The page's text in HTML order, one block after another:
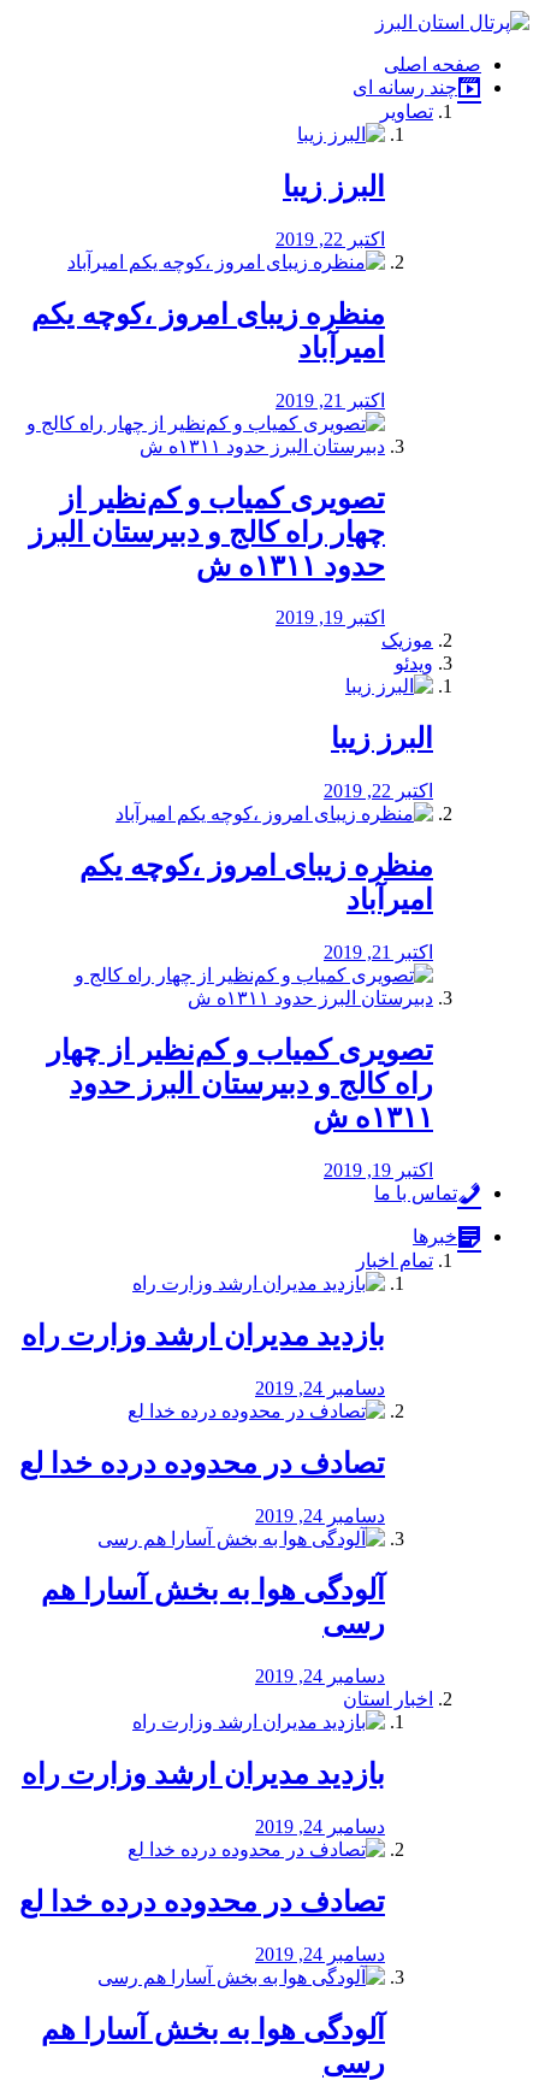
فصد
شرق
تهران
خشکشویی
صفحه اصلی
چند رسانه ای
تصاویر
البرز زیبا
اکتبر 22, 2019
منظره‌‌ زیبای امروز ،کوچه یکم
امیرآباد
اکتبر 21, 2019
️تصویری کمیاب و کم‌نظیر از
چهار راه كالج و دبيرستان البرز
حدود ۱۳۱۱ه ش
اکتبر 19, 2019
موزیک
ویدئو
البرز زیبا
اکتبر 22, 2019
منظره‌‌ زیبای امروز ،کوچه یکم
امیرآباد
اکتبر 21, 2019
️تصویری کمیاب و کم‌نظیر از چهار
راه كالج و دبيرستان البرز حدود
۱۳۱۱ه ش
اکتبر 19, 2019
تماس با ما
خبرها
تمام اخبار
بازدید مدیران ارشد وزارت راه
دسامبر 24, 2019
تصادف در محدوده درده خدا لع
دسامبر 24, 2019
آلودگی هوا به بخش آسارا هم
رسی
دسامبر 24, 2019
اخبار استان
بازدید مدیران ارشد وزارت راه
دسامبر 24, 2019
تصادف در محدوده درده خدا لع
دسامبر 24, 2019
آلودگی هوا به بخش آسارا هم
رسی